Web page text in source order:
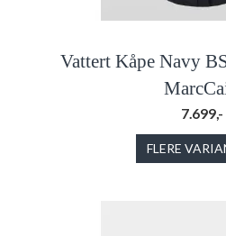
Vattert Kåpe Navy
7.699,-
FLERE